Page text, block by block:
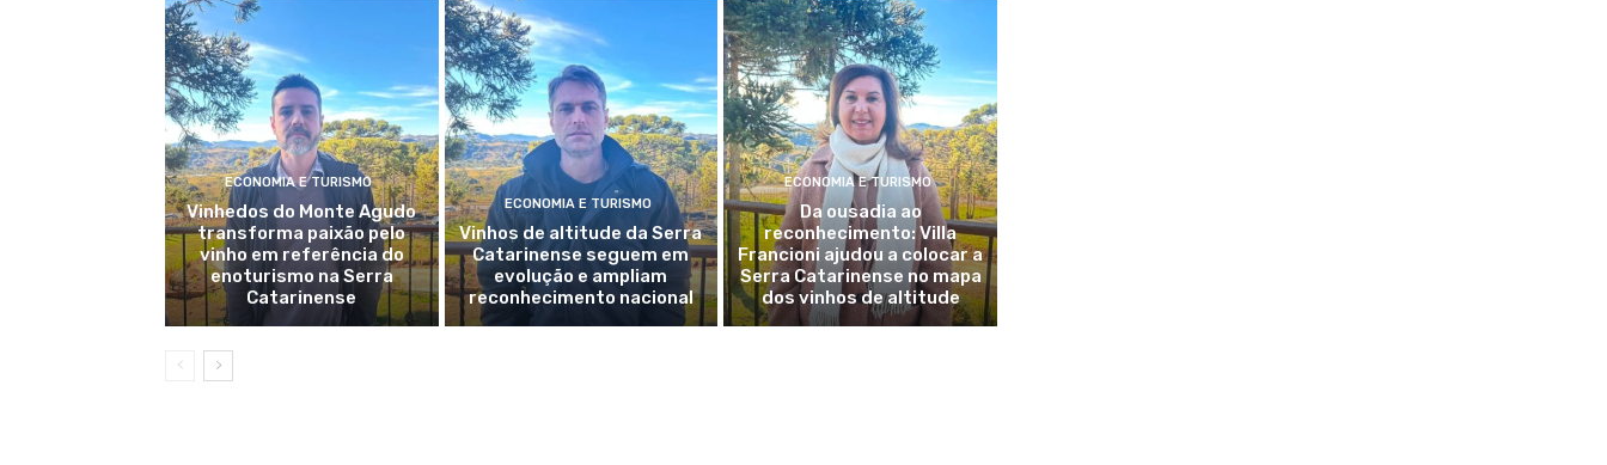
ECONOMIA E TURISMO
Vinhedos do Monte Agudo
transforma paixão pelo
vinho em referência do
enoturismo na Serra
Catarinense
ECONOMIA E TURISMO
Vinhos de altitude da Serra
Catarinense seguem em
evolução e ampliam
reconhecimento nacional
ECONOMIA E TURISMO
Da ousadia ao
reconhecimento: Villa
Francioni ajudou a colocar a
Serra Catarinense no mapa
dos vinhos de altitude